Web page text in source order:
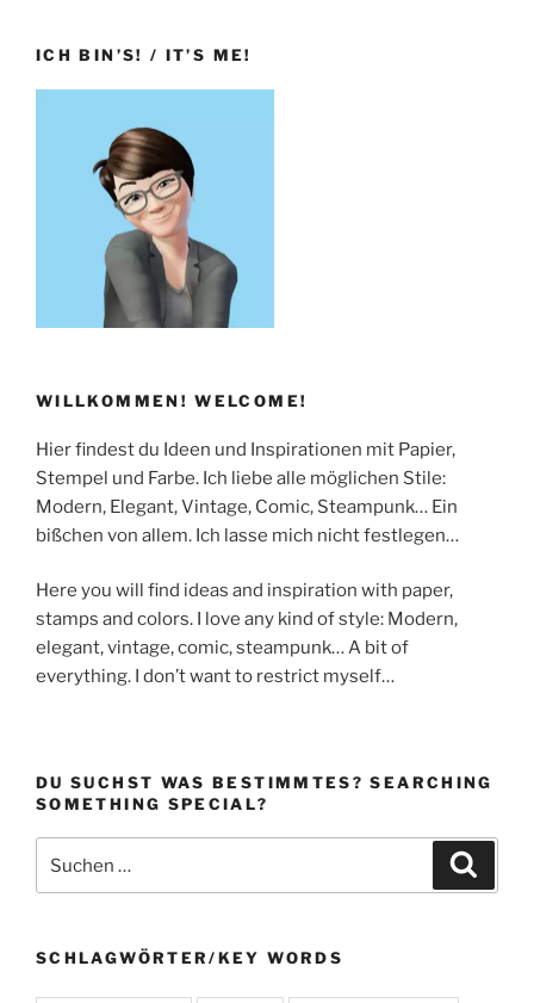
ICH BIN’S! / IT’S ME!
WILLKOMMEN! WELCOME!
Hier findest du Ideen und Inspirationen mit Papier,
Stempel und Farbe. Ich liebe alle möglichen Stile:
Modern, Elegant, Vintage, Comic, Steampunk… Ein
bißchen von allem. Ich lasse mich nicht festlegen…
Here you will find ideas and inspiration with paper,
stamps and colors. I love any kind of style: Modern,
elegant, vintage, comic, steampunk… A bit of
everything. I don’t want to restrict myself…
DU SUCHST WAS BESTIMMTES? SEARCHING
SOMETHING SPECIAL?
nach:
SCHLAGWÖRTER/KEY WORDS